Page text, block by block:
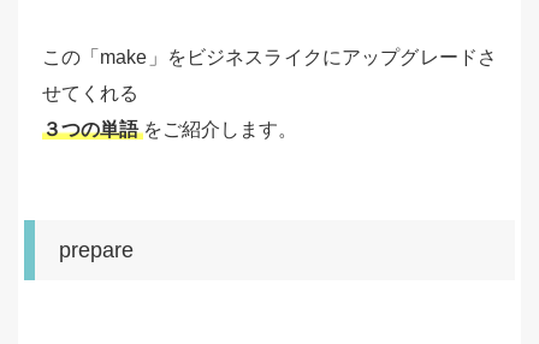
この「make」をビジネスライクにアップグレードさ
せてくれる
３つの単語 をご紹介します。
prepare